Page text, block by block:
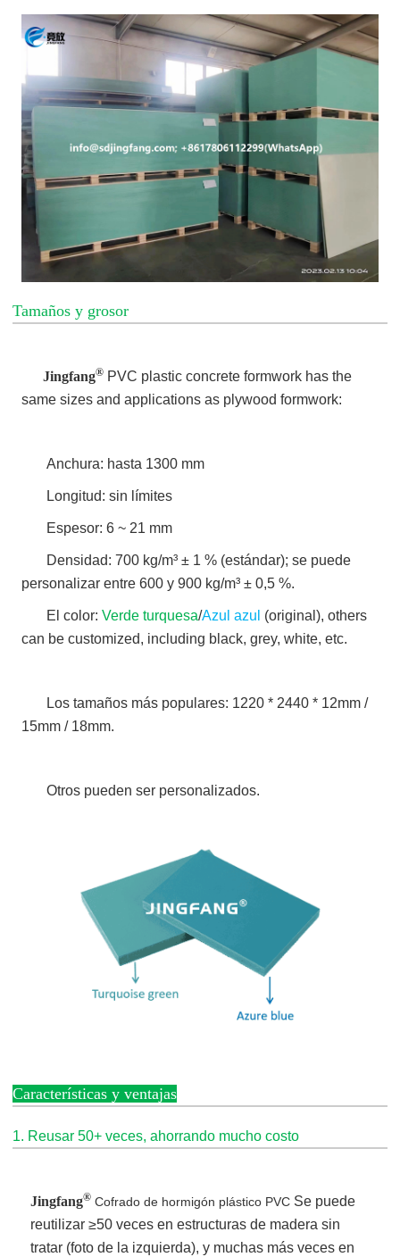
Tamaños y grosor
Jingfang® PVC plastic concrete formwork has the
same sizes and applications as plywood formwork:
Anchura: hasta 1300 mm
Longitud: sin límites
Espesor: 6 ~ 21 mm
Densidad: 700 kg/m³ ± 1 % (estándar); se puede
personalizar entre 600 y 900 kg/m³ ± 0,5 %.
El color:Verde turquesa/Azul azul (original), others
can be customized, including black, grey, white, etc.
Los tamaños más populares: 1220 * 2440 * 12mm /
15mm / 18mm.
Otros pueden ser personalizados.
Características y ventajas
1. Reusar 50+ veces, ahorrando mucho costo
Jingfang® Cofrado de hormigón plástico PVC Se puede
reutilizar ≥50 veces en estructuras de madera sin
tratar (foto de la izquierda), y muchas más veces en